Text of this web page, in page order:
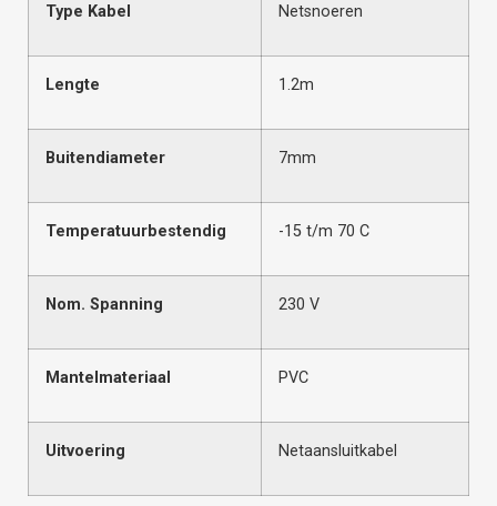
Type Kabel Netsnoeren
Lengte 1.2m
Buitendiameter 7mm
Temperatuurbestendig -15 t/m 70 C
Nom. Spanning 230 V
Mantelmateriaal PVC
Uitvoering Netaansluitkabel